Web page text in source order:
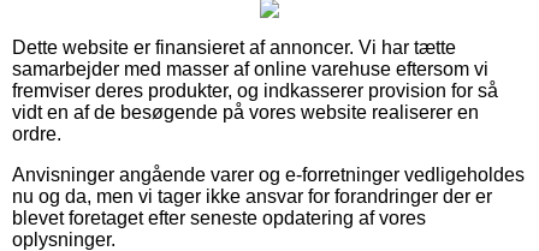
Dette website er finansieret af annoncer. Vi har tætte
samarbejder med masser af online varehuse eftersom vi
fremviser deres produkter, og indkasserer provision for så
vidt en af de besøgende på vores website realiserer en
ordre.
Anvisninger angående varer og e-forretninger vedligeholdes
nu og da, men vi tager ikke ansvar for forandringer der er
blevet foretaget efter seneste opdatering af vores
oplysninger.